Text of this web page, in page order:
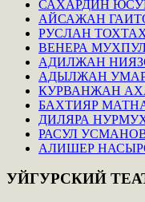
САХАРДИН
АЙСАЖАН
РУСЛАН
ВЕНЕРА
АДИЛЖАН
АДЫЛЖАН
КУРВАНЖАН
БАХТИЯР
ДИЛЯРА
РАСУЛ
АЛИШЕР
УЙГУРСКИЙ